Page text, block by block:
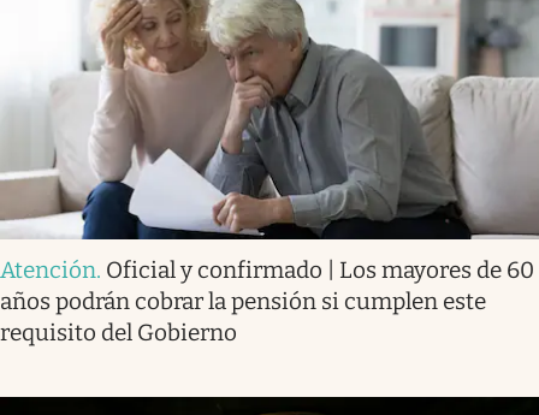
Atención. Oficial y confirmado | Los mayores de 60
años podrán cobrar la pensión si cumplen este
requisito del Gobierno